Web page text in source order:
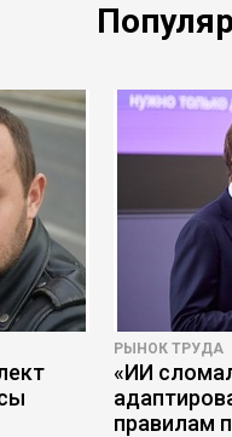
РЫНОК ТРУДА
«ИИ
правилам